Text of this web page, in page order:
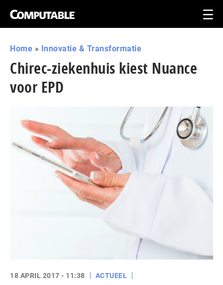
Home » Innovatie & Transformatie
Chirec-ziekenhuis kiest Nuance
voor EPD
18 APRIL 2017 - 11:38
ACTUEEL